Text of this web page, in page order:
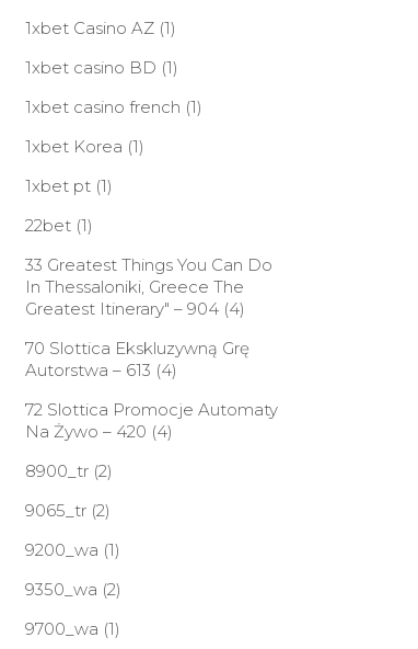
1xbet Casino AZ(1)
1xbet casino BD (1)
1xbet casino french (1)
1xbet Korea (1)
1xbet pt(1)
22bet(1)
33 Greatest Things You Can Do
In Thessaloniki, Greece The
Greatest Itinerary" – 904(4)
70 Slottica Ekskluzywną Grę
Autorstwa – 613 (4)
72 Slottica Promocje Automaty
Na Żywo – 420 (4)
8900_tr(2)
9065_tr(2)
9200_wa (1)
9350_wa (2)
9700_wa (1)